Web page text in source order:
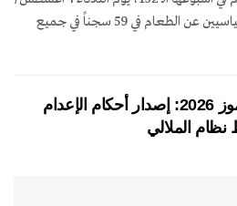
آب 2026، بإضراب السجناء السياسيين عن الطعام في 59 سجناً في جميع
التقرير الشهري – يوليو/تموز 2026: إصدار أحكام الإعدام
نظام الملالي